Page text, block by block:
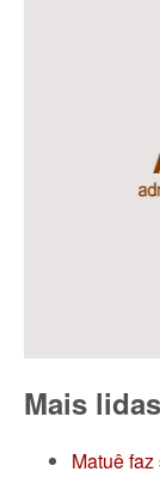
Mais lidas
Matuê